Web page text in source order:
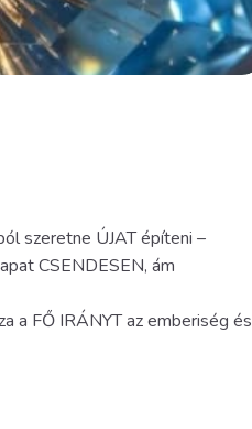
szeretne ÚJAT építeni –
CSENDESEN, ám
a FŐ IRÁNYT az emberiség és